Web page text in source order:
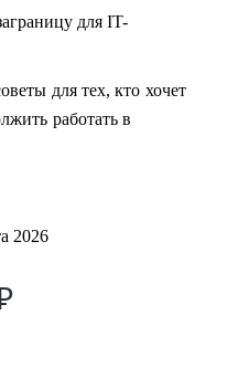
для IT-
для тех, кто хочет
работать в
2026